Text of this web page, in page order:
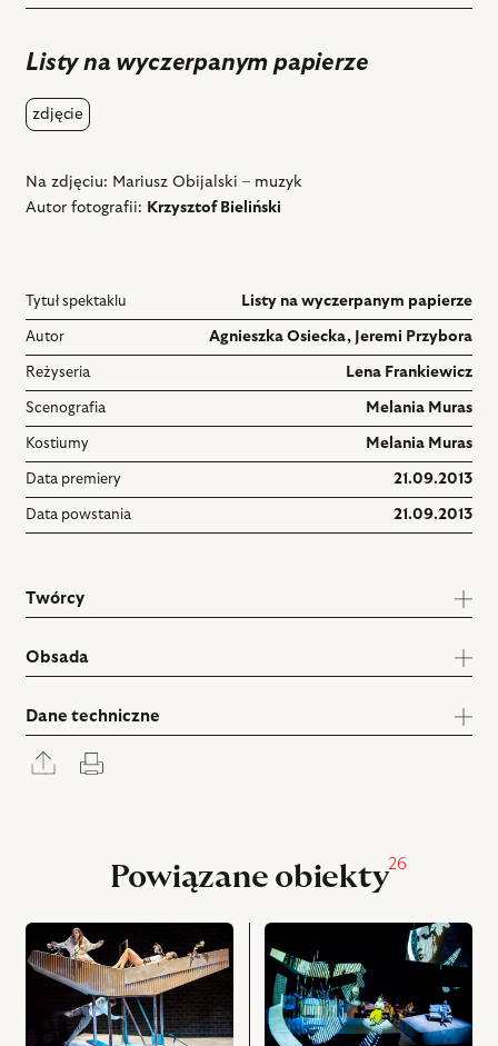
Listy na wyczerpanym papierze
zdjęcie
Na zdjęciu: Mariusz Obijalski – muzyk
Autor fotografii: Krzysztof Bieliński
Tytuł spektaklu Listy na wyczerpanym papierze
Autor Agnieszka Osiecka, Jeremi Przybora
Reżyseria Lena Frankiewicz
Scenografia Melania Muras
Kostiumy Melania Muras
Data premiery 21.09.2013
Data powstania 21.09.2013
Twórcy
Obsada
Dane techniczne
Rozwiń
panel
Powiązane obiekty26
przejdź
do
obiektu
Listy
na
przejdź
do
obiektu
Listy
na